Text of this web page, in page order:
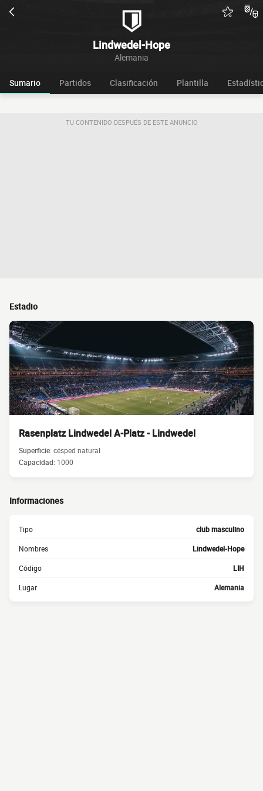
Lindwedel-Hope
Alemania
Sumario Partidos Clasificación Plantilla
TU CONTENIDO DESPUÉS DE ESTE ANUNCIO
Estadio
Rasenplatz Lindwedel A-Platz - Lindwedel
Superficie:césped natural
Capacidad: 1000
Informaciones
Tipo club masculino
Nombres Lindwedel-Hope
Código LIH
Lugar Alemania